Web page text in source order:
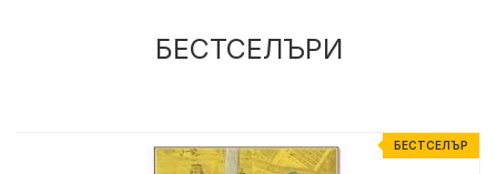
БЕСТСЕЛЪРИ
БЕСТСЕЛЪР